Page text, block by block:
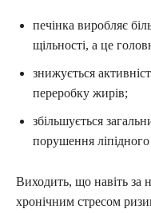
печінка виробляє
щільності, а це
знижується
переробку жирів;
збільшується
порушення ліпідного
Виходить, що навіть за
хронічним стресом